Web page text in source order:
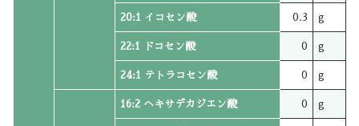
20:1 イコセン酸 0.3 g
22:1 ドコセン酸 0 g
24:1 テトラコセン酸 0 g
16:2 ヘキサデカジエン酸 0 g